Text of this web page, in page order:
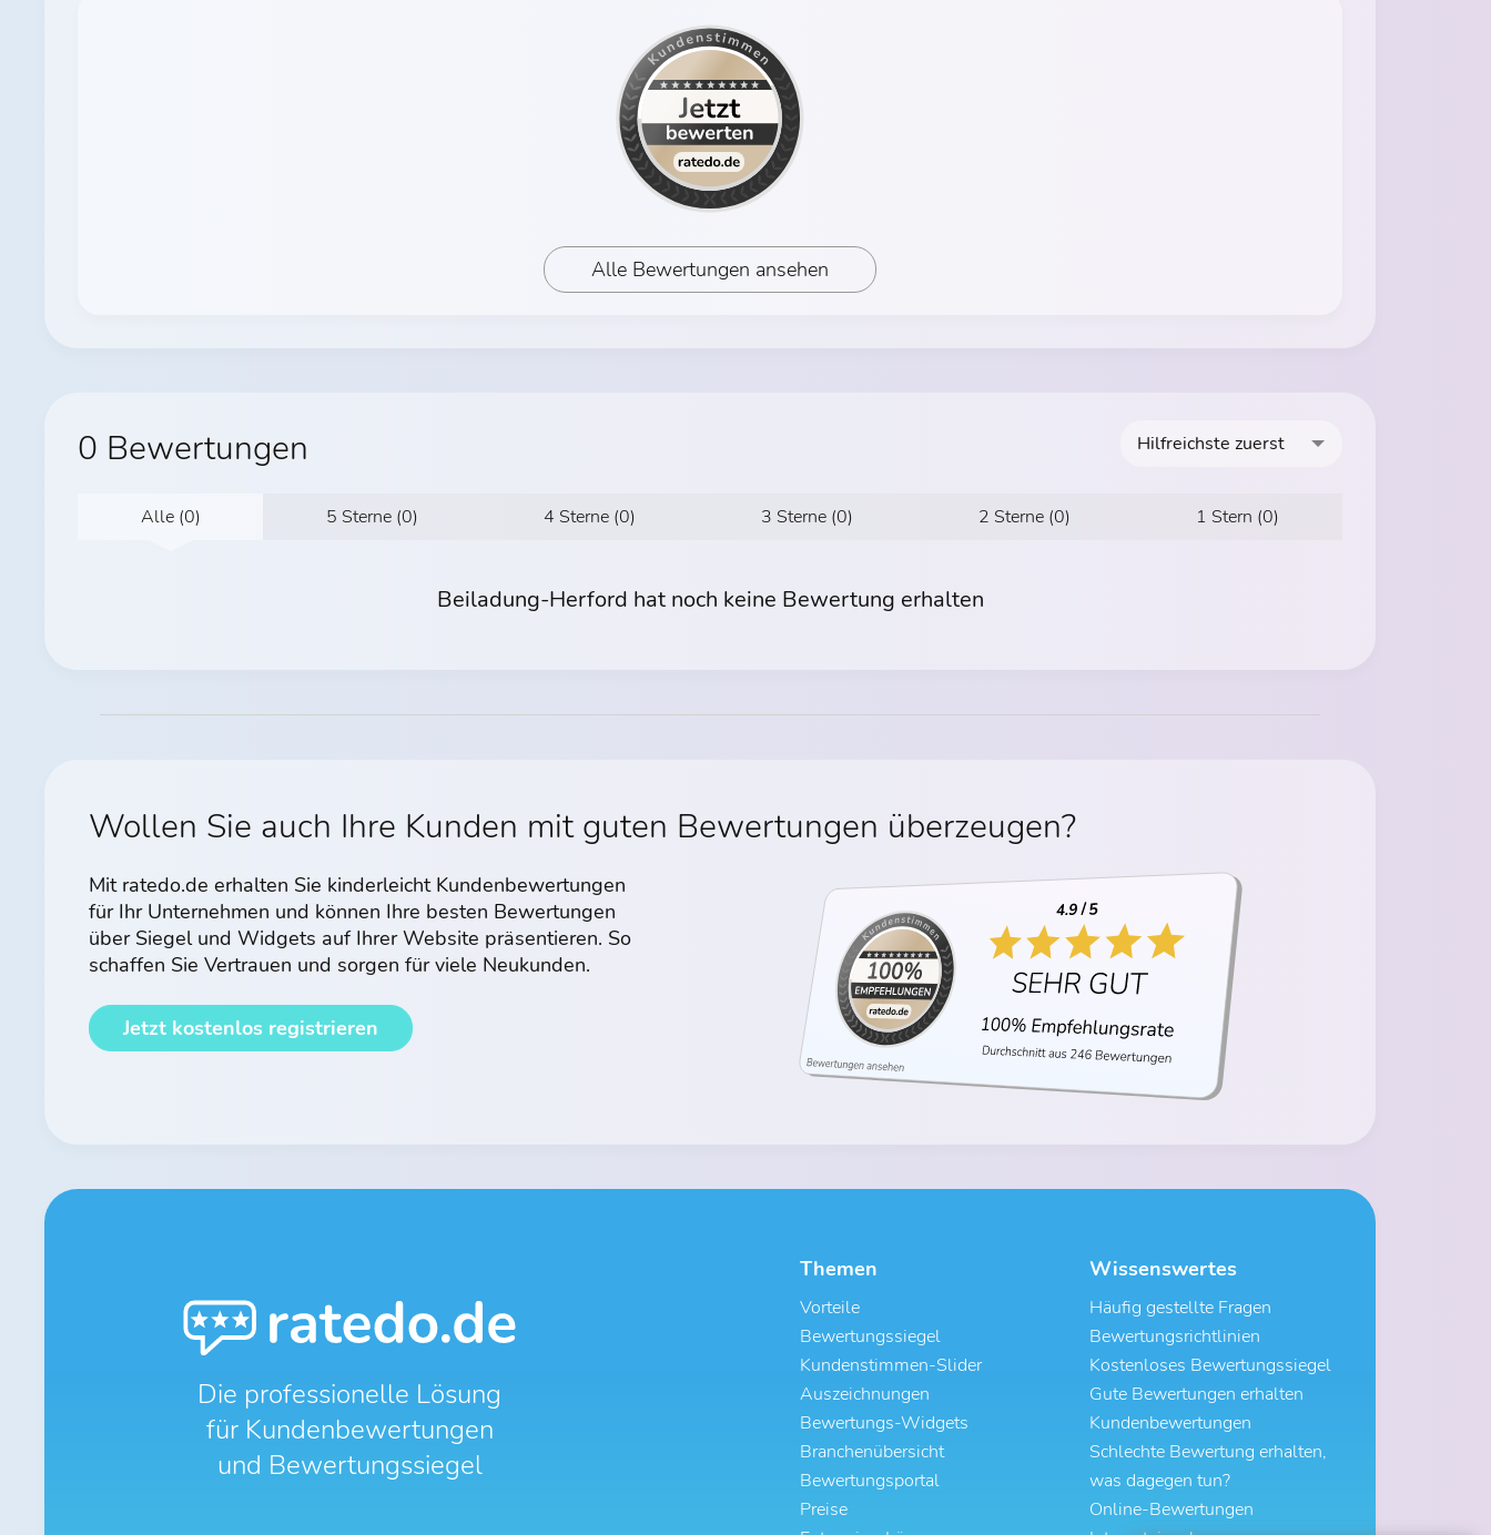
Alle Bewertungen ansehen
0 Bewertungen Hilfreichste zuerst
Alle (0) 5 Sterne (0) 4 Sterne (0) 3 Sterne (0) 2 Sterne (0) 1 Stern (0)
Beiladung-Herford hat noch keine Bewertung erhalten
Wollen Sie auch Ihre Kunden mit guten Bewertungen überzeugen?
Mit ratedo.de erhalten Sie kinderleicht Kundenbewertungen
für Ihr Unternehmen und können Ihre besten Bewertungen
über Siegel und Widgets auf Ihrer Website präsentieren. So
schaffen Sie Vertrauen und sorgen für viele Neukunden.
Jetzt kostenlos registrieren
Die professionelle Lösung
für Kundenbewertungen
und Bewertungssiegel
Themen
Vorteile
Bewertungssiegel
Kundenstimmen-Slider
Auszeichnungen
Bewertungs-Widgets
Branchenübersicht
Bewertungsportal
Preise
Wissenswertes
Häufig gestellte Fragen
Bewertungsrichtlinien
Kostenloses Bewertungssiegel
Gute Bewertungen erhalten
Kundenbewertungen
Schlechte Bewertung erhalten,
was dagegen tun?
Online-Bewertungen